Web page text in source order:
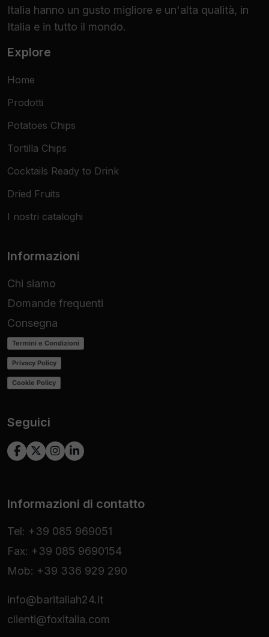
Italia hanno un gusto migliore e un'alta qualità, in
Italia e in tutto il mondo.
Explore
Home
Prodotti
Potatoes Chips
Tortilla Chips
Cocktails Ready to Drink
Dried Fruits
I nostri cataloghi
Informazioni
Chi siamo
Domande frequenti
Consegna
Termini e Condizioni
Privacy Policy
Cookie Policy
Seguici
Informazioni di contatto
Tel: +39 085 969051
Fax: +39 085 9690154
Mob: +39 336 929 290
info@baritaliah24.it
clienti@foxitalia.com